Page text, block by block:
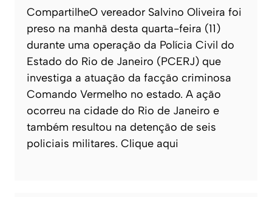
CompartilheO vereador Salvino Oliveira foi
preso na manhã desta quarta-feira (11)
durante uma operação da Polícia Civil do
Estado do Rio de Janeiro (PCERJ) que
investiga a atuação da facção criminosa
Comando Vermelho no estado. A ação
ocorreu na cidade do Rio de Janeiro e
também resultou na detenção de seis
policiais militares. Clique aqui